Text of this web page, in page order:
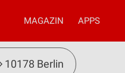
MAGAZIN APPS
10178 Berlin